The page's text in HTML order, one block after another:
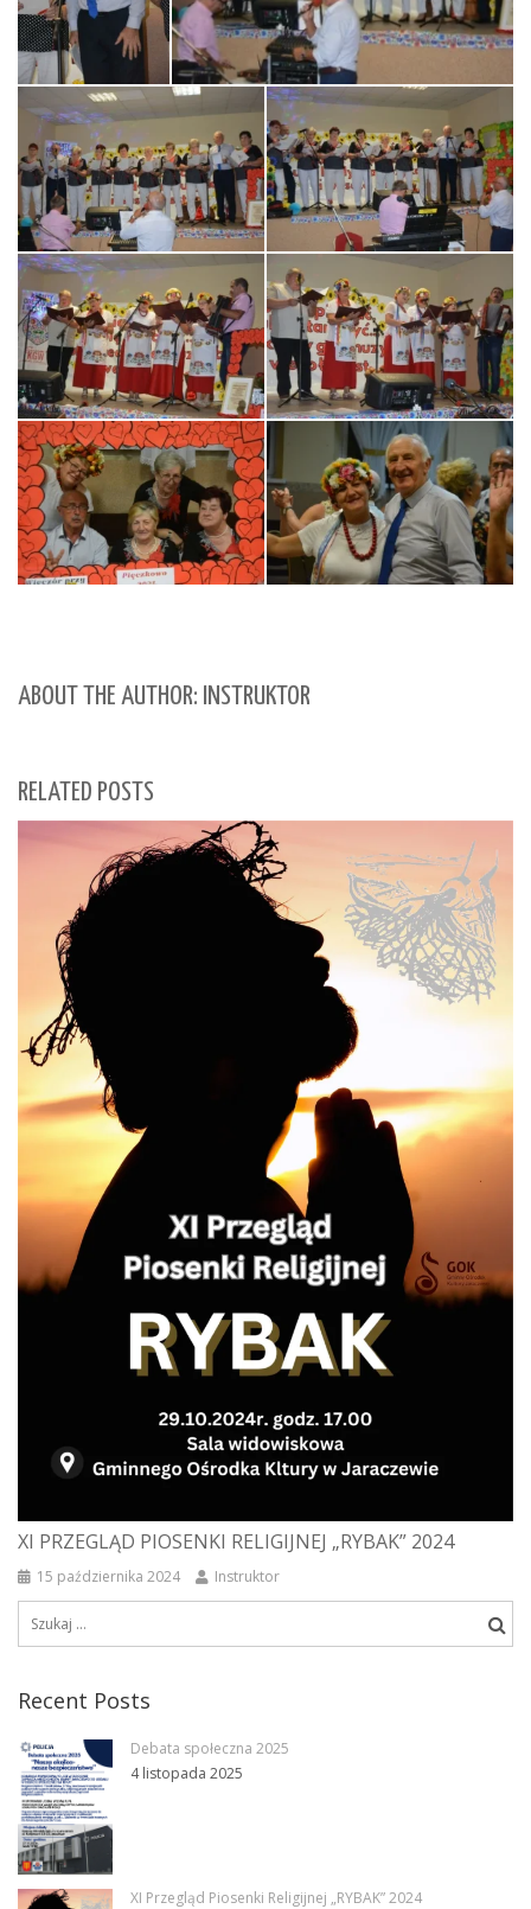
ABOUT THE AUTHOR: INSTRUKTOR
RELATED POSTS
XI PRZEGLĄD PIOSENKI RELIGIJNEJ „RYBAK” 2024
15 października 2024 Instruktor
Recent Posts
Debata społeczna 2025
4 listopada 2025
XI Przegląd Piosenki Religijnej „RYBAK” 2024